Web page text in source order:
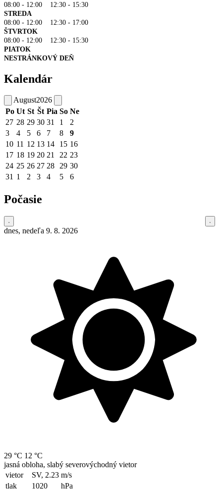
08:00 - 12:00 12:30 - 15:30
STREDA
08:00 - 12:00 12:30 - 17:00
ŠTVRTOK
08:00 - 12:00 12:30 - 15:30
PIATOK
NESTRÁNKOVÝ DEŇ
Kalendár
August2026
Po Ut St Št Pia So Ne
27 28 29 30 31 1
2
3
4 5 6 7 8
9
10 11 12 13 14 15 16
17 18 19 20 21 22 23
24 25 26 27 28 29 30
31 1 2 3 4 5 6
Počasie
dnes, nedeľa 9. 8. 2026
29 °C 12 °C
jasná obloha, slabý severovýchodný vietor
vietor
SV, 2.23 m/s
tlak
1020 hPa